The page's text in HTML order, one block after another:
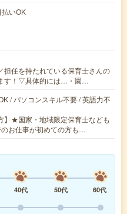
いOK
担任を持たれている保育士さんの
す！▽具体的には…・園…
/ パソコンスキル不要 / 英語力不
】★国家・地域限定保育士なども
お仕事が初めての方も…
40代 50代
60代